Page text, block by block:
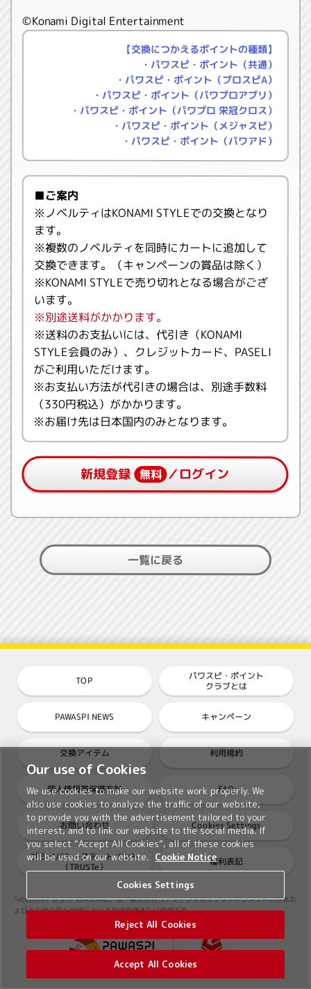
©Konami Digital Entertainment
【交換につかえるポイントの種類】
・パワスピ・ポイント（共通）
・パワスピ・ポイント（プロスピA）
・パワスピ・ポイント（パワプロアプリ）
・パワスピ・ポイント（パワプロ 栄冠クロス）
・パワスピ・ポイント（メジャスピ）
・パワスピ・ポイント（パワアド）
■ご案内
※ノベルティはKONAMI STYLEでの交換となり
ます。
※複数のノベルティを同時にカートに追加して
交換できます。（キャンペーンの賞品は除く）
※KONAMI STYLEで売り切れとなる場合がござ
います。
※別途送料がかかります。
※送料のお支払いには、代引き（KONAMI
STYLE会員のみ）、クレジットカード、PASELI
がご利用いただけます。
※お支払い方法が代引きの場合は、別途手数料
（330円税込）がかかります。
※お届け先は日本国内のみとなります。
新規登録 無料 ／ログイン
一覧に戻る
TOP パワスピ・ポイント
クラブとは
PAWASPI NEWS キャンペーン
交換アイテム 利用規約
個人情報等保護方針 FAQ
お問い合わせ Cookies Settings
プライバシーステートメント
（TRUSTe） 権利表記
"eBaseball"および"eBASEBALL"は、株式会社コナミデジタルエンタテインメントの日本お
よびその他の国と地域における登録商標または商標です。
Our use of Cookies
We use cookies to make our website work properly. We
also use cookies to analyze the traffic of our website,
to provide you with the advertisement tailored to your
interest, and to link our website to the social media. If
you select “Accept All Cookies”, all of these cookies
will be used on our website.
Cookie Notice
Cookies Settings
Reject All Cookies
Accept All Cookies